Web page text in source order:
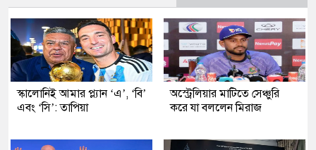
স্কালোনিই আমার প্ল্যান ‘এ’, ‘বি’
এবং ‘সি’: তাপিয়া
অস্ট্রেলিয়ার মাটিতে সেঞ্চুরি
করে যা বললেন মিরাজ